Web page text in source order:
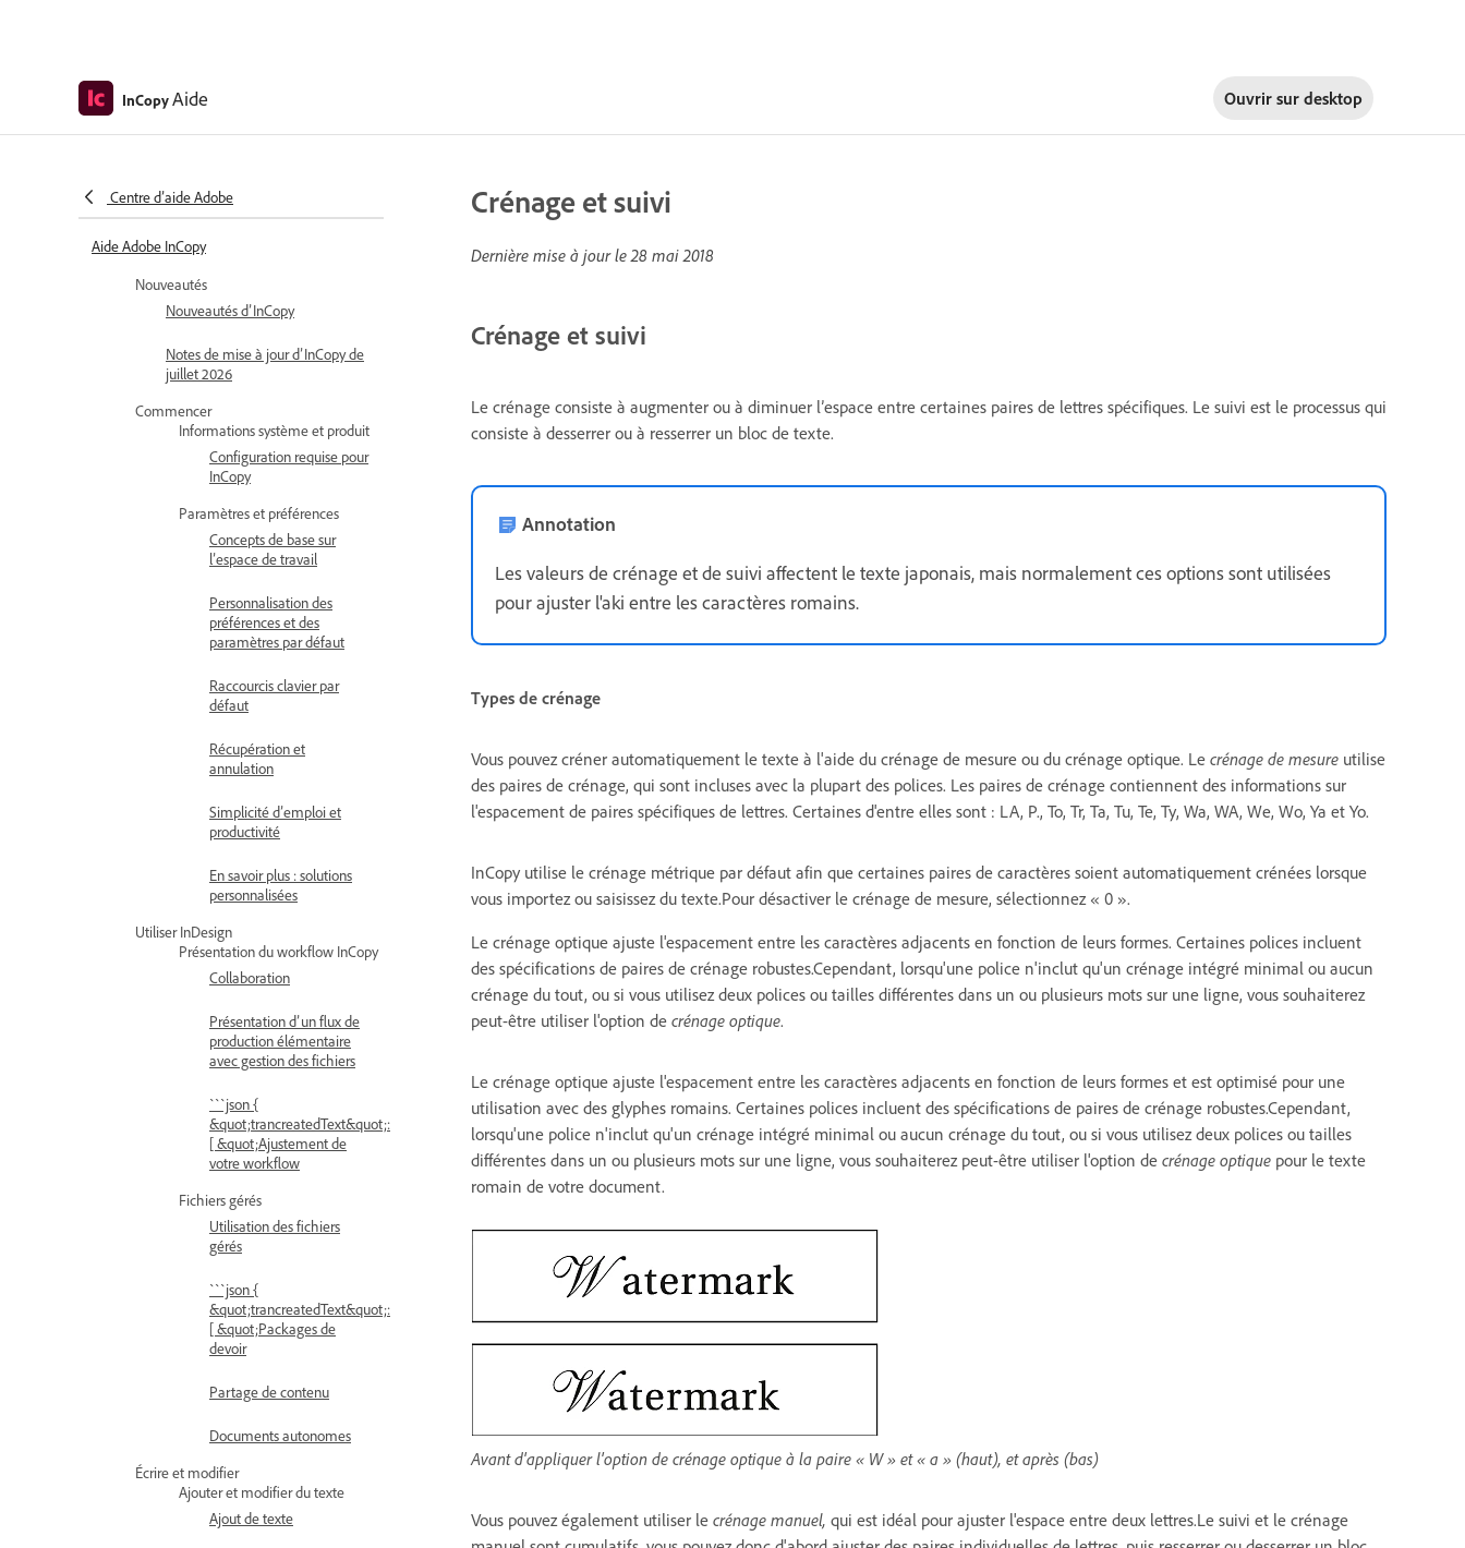
InCopyAide Ouvrir sur desktop
Centre d’aide Adobe
Aide Adobe InCopy
Nouveautés
Nouveautés d’InCopy
Notes de mise à jour d’InCopy de
juillet 2026
Commencer
Informations système et produit
Configuration requise pour
InCopy
Paramètres et préférences
Concepts de base sur
l’espace de travail
Personnalisation des
préférences et des
paramètres par défaut
Raccourcis clavier par
défaut
Récupération et
annulation
Simplicité d’emploi et
productivité
En savoir plus : solutions
personnalisées
Utiliser InDesign
Présentation du workflow InCopy
Collaboration
Présentation d’un flux de
production élémentaire
avec gestion des fichiers
```json {
&quot;trancreatedText&quot;:
[ &quot;Ajustement de
votre workflow
Fichiers gérés
Utilisation des fichiers
gérés
```json {
&quot;trancreatedText&quot;:
[ &quot;Packages de
devoir
Partage de contenu
Documents autonomes
Écrire et modifier
Ajouter et modifier du texte
Ajout de texte
Crénage et suivi
Dernière mise à jour le28 mai 2018
Crénage et suivi
Le crénage consiste à augmenter ou à diminuer l’espace entre certaines paires de lettres spécifiques. Le suivi est le processus qui
consiste à desserrer ou à resserrer un bloc de texte.
Annotation
Les valeurs de crénage et de suivi affectent le texte japonais, mais normalement ces options sont utilisées
pour ajuster l'aki entre les caractères romains.
Types de crénage
Vous pouvez créner automatiquement le texte à l'aide du crénage de mesure ou du crénage optique. Le crénage de mesure utilise
des paires de crénage, qui sont incluses avec la plupart des polices. Les paires de crénage contiennent des informations sur
l'espacement de paires spécifiques de lettres. Certaines d'entre elles sont : LA, P., To, Tr, Ta, Tu, Te, Ty, Wa, WA, We, Wo, Ya et Yo.
InCopy utilise le crénage métrique par défaut afin que certaines paires de caractères soient automatiquement crénées lorsque
vous importez ou saisissez du texte.Pour désactiver le crénage de mesure, sélectionnez « 0 ».
Le crénage optique ajuste l'espacement entre les caractères adjacents en fonction de leurs formes. Certaines polices incluent
des spécifications de paires de crénage robustes.Cependant, lorsqu'une police n'inclut qu'un crénage intégré minimal ou aucun
crénage du tout, ou si vous utilisez deux polices ou tailles différentes dans un ou plusieurs mots sur une ligne, vous souhaiterez
peut-être utiliser l'option de crénage optique.
Le crénage optique ajuste l'espacement entre les caractères adjacents en fonction de leurs formes et est optimisé pour une
utilisation avec des glyphes romains. Certaines polices incluent des spécifications de paires de crénage robustes.Cependant,
lorsqu'une police n'inclut qu'un crénage intégré minimal ou aucun crénage du tout, ou si vous utilisez deux polices ou tailles
différentes dans un ou plusieurs mots sur une ligne, vous souhaiterez peut-être utiliser l'option de crénage optique pour le texte
romain de votre document.
Avant d'appliquer l'option de crénage optique à la paire « W » et « a » (haut), et après (bas)
Vous pouvez également utiliser le crénage manuel, qui est idéal pour ajuster l'espace entre deux lettres.Le suivi et le crénage